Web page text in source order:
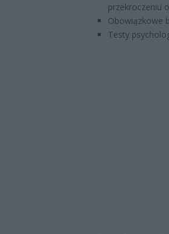
przekroczeniu
Obowiązkowe
Testy